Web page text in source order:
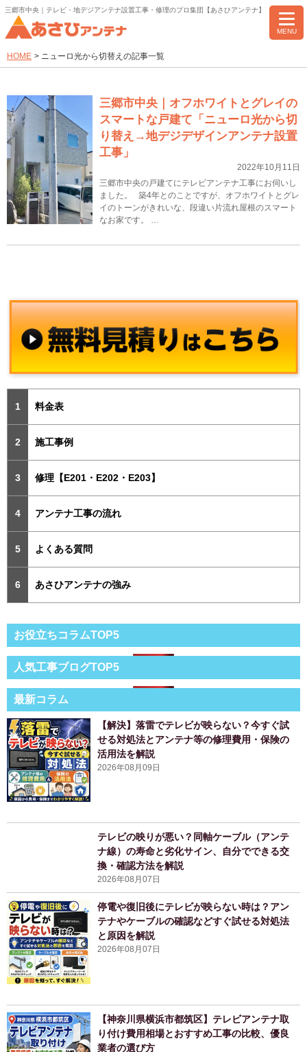
三郷市中央｜テレビ・地デジアンテナ設置工事・修理のプロ集団【あさひアンテナ】
MENU
HOME > ニューロ光から切替えの記事一覧
三郷市中央｜オフホワイトとグレイの
スマートな戸建て「ニューロ光から切
り替え→地デジデザインアンテナ設置
工事」
2022年10月11日
三郷市中央の戸建てにテレビアンテナ工事にお伺いし
ました。 築4年とのことですが、オフホワイトとグレ
イのトーンがきれいな、段違い片流れ屋根のスマート
なお家です。 …
料金表
施工事例
修理【E201・E202・E203】
アンテナ工事の流れ
よくある質問
あさひアンテナの強み
お役立ちコラムTOP5
人気工事ブログTOP5
最新コラム
【解決】落雷でテレビが映らない？今すぐ試
せる対処法とアンテナ等の修理費用・保険の
活用法を解説
2026年08月09日
テレビの映りが悪い？同軸ケーブル（アンテ
ナ線）の寿命と劣化サイン、自分でできる交
換・確認方法を解説
2026年08月07日
停電や復旧後にテレビが映らない時は？アン
テナやケーブルの確認などすぐ試せる対処法
と原因を解説
2026年08月07日
【神奈川県横浜市都筑区】テレビアンテナ取
り付け費用相場とおすすめ工事の比較、優良
業者の選び方